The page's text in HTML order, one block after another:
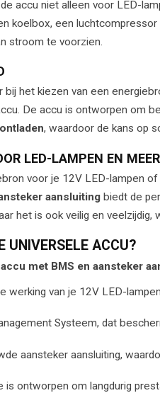
accu niet alleen voor LED-
koelbox, een
stroom te voorzien.
bij het kiezen van een
De accu is ontworpen om
, waardoor de kans op
LED-LAMPEN EN MEER
voor je 12V LED-lampen
aansluiting biedt de
het is ook veilig en
UNIVERSELE ACCU?
met BMS en aansteker
werking van je 12V LED-
Systeem, dat
aansteker aansluiting,
is ontworpen om langdurig